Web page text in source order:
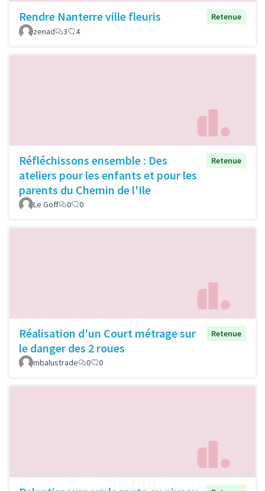
Rendre Nanterre ville fleuris
Retenue
zenad
3 4
Réfléchissons ensemble : Des
ateliers pour les enfants et pour les
parents du Chemin de l'Ile
Retenue
Le Goff 0 0
Réalisation d'un Court métrage sur
le danger des 2 roues
Retenue
mbalustrade 0 0